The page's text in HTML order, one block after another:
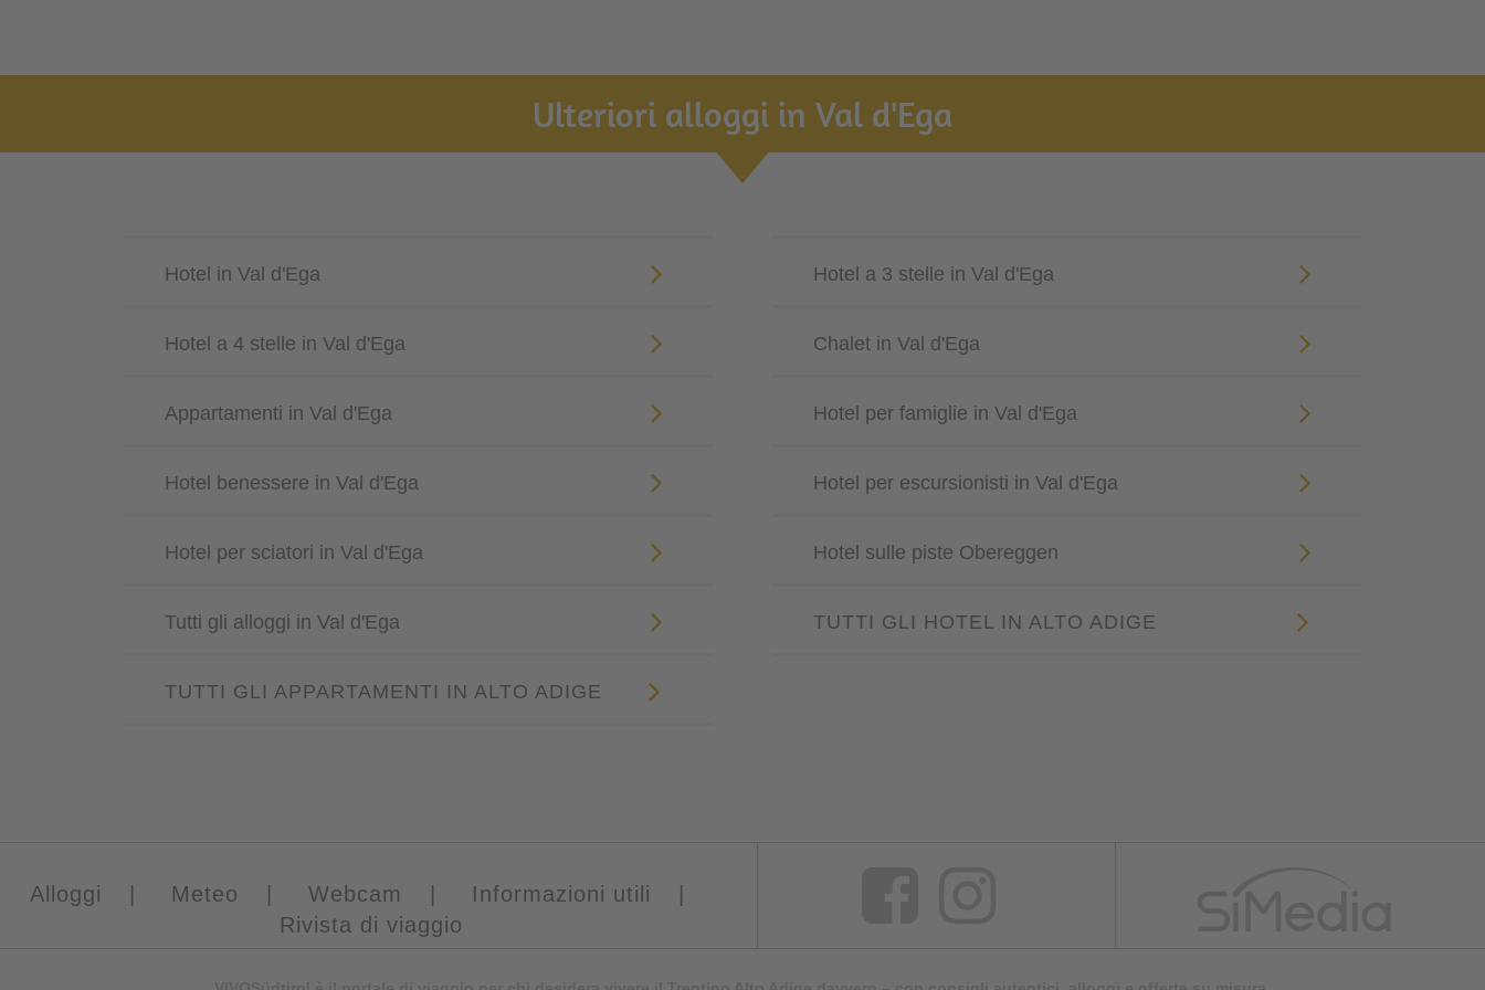
Ulteriori alloggi in Val d'Ega
Hotel in Val d'Ega Hotel a 3 stelle in Val d'Ega
Hotel a 4 stelle in Val d'Ega Chalet in Val d'Ega
Appartamenti in Val d'Ega Hotel per famiglie in Val d'Ega
Hotel benessere in Val d'Ega Hotel per escursionisti in Val d'Ega
Hotel per sciatori in Val d'Ega Hotel sulle piste Obereggen
Tutti gli alloggi in Val d'Ega TUTTI GLI HOTEL IN ALTO ADIGE
TUTTI GLI APPARTAMENTI IN ALTO ADIGE
Alloggi Meteo Webcam Informazioni utili
Rivista di viaggio